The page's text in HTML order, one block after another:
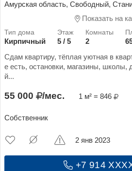
Амурская область, Свободный,
Показать на
Кирпичный 5 / 5 2
Сдам квартиру, тёплая уютная в
е есть, остановки, магазины, школы,
й...
55 000 /мес. 1 м² = 846
Собственник
+7 914
2 янв 2023